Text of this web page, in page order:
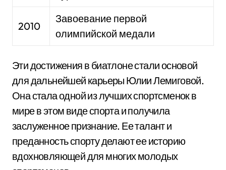
2010
Завоевание первой
олимпийской медали
Эти достижения в биатлоне стали основой
для дальнейшей карьеры Юлии Лемиговой.
Она стала одной из лучших спортсменок в
мире в этом виде спорта и получила
заслуженное признание. Ее талант и
преданность спорту делают ее историю
вдохновляющей для многих молодых